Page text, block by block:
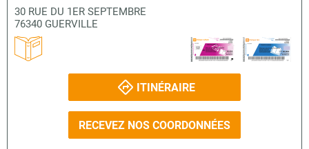
30 RUE DU 1ER SEPTEMBRE
76340 GUERVILLE
ITINÉRAIRE
RECEVEZ NOS COORDONNÉES